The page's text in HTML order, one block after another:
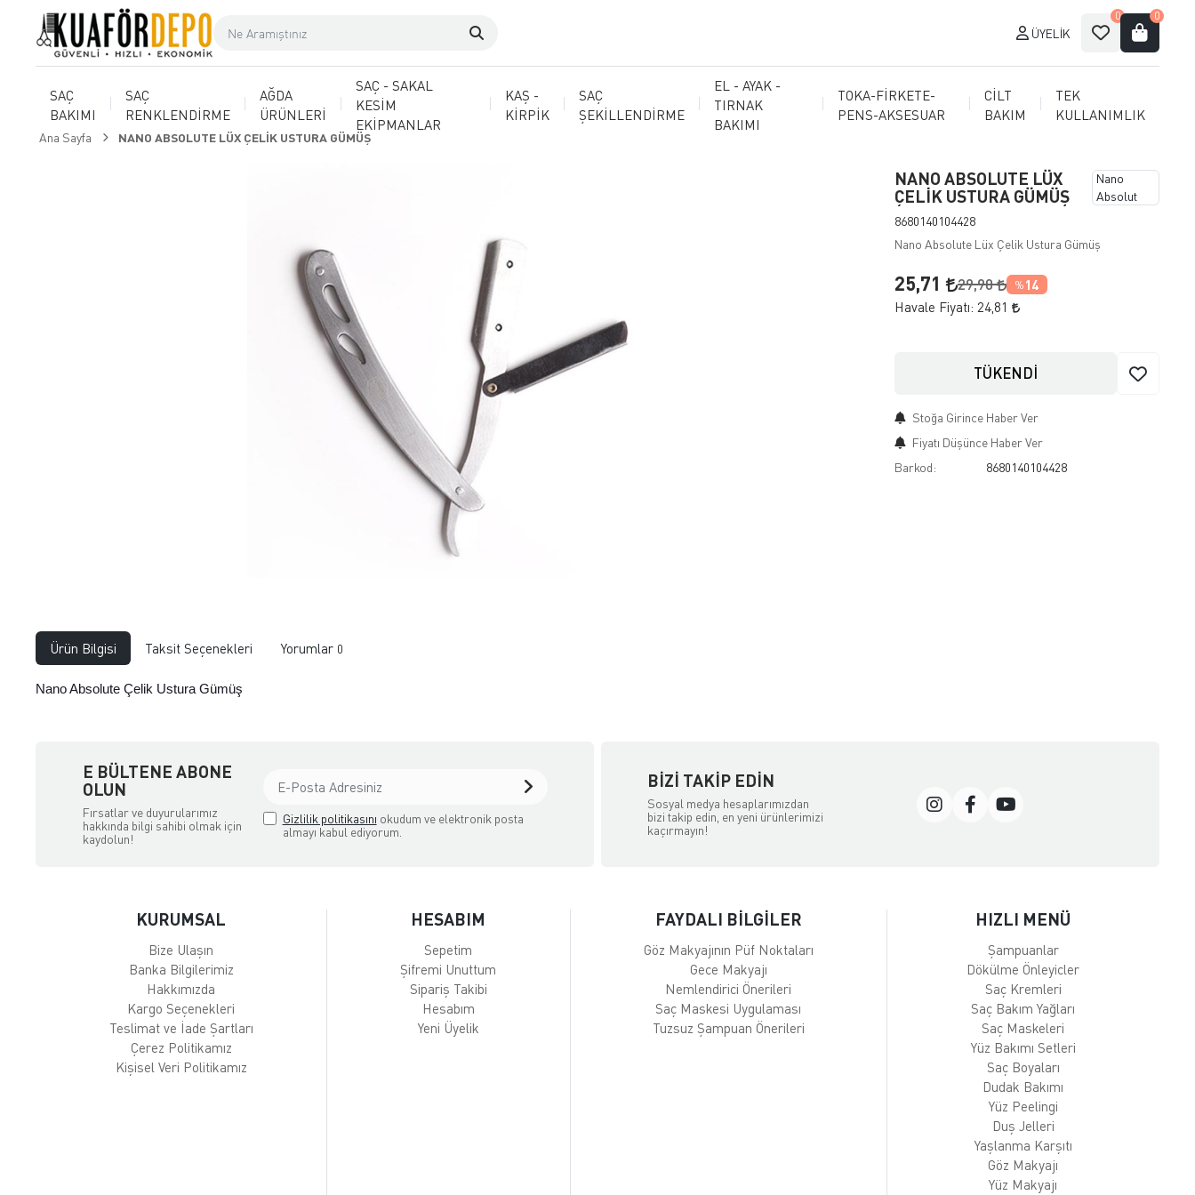
ÜYELIK
0 0
SAÇ
BAKIMI
SAÇ
RENKLENDİRME
AĞDA
ÜRÜNLERİ
SAÇ - SAKAL
KESİM
EKİPMANLAR
KAŞ -
KİRPİK
SAÇ
ŞEKİLLENDİRME
EL - AYAK -
TIRNAK
BAKIMI
TOKA-FİRKETE-
PENS-AKSESUAR
CİLT
BAKIM
TEK
KULLANIMLIK
Ana Sayfa NANO ABSOLUTE LÜX ÇELİK USTURA GÜMÜŞ
NANO ABSOLUTE LÜX
ÇELİK USTURA GÜMÜŞ
8680140104428
Nano
Absolut
Nano Absolute Lüx Çelik Ustura Gümüş
25,71 29,90 % 14
Havale Fiyatı: 24,81
TÜKENDİ
Stoğa Girince Haber Ver
Fiyatı Düşünce Haber Ver
Barkod:
8680140104428
Ürün Bilgisi Taksit Seçenekleri Yorumlar 0
Nano Absolute Çelik Ustura Gümüş
E BÜLTENE ABONE
OLUN
Fırsatlar ve duyurularımız
hakkında bilgi sahibi olmak için
kaydolun!
Gizlilik politikasını okudum ve elektronik posta
almayı kabul ediyorum.
BIZI TAKIP EDIN
Sosyal medya hesaplarımızdan
bizi takip edin, en yeni ürünlerimizi
kaçırmayın!
KURUMSAL
Bize Ulaşın
Banka Bilgilerimiz
Hakkımızda
Kargo Seçenekleri
Teslimat ve İade Şartları
Çerez Politikamız
Kişisel Veri Politikamız
HESABIM
Sepetim
Şifremi Unuttum
Sipariş Takibi
Hesabım
Yeni Üyelik
FAYDALI BİLGİLER
Göz Makyajının Püf Noktaları
Gece Makyajı
Nemlendirici Önerileri
Saç Maskesi Uygulaması
Tuzsuz Şampuan Önerileri
HIZLI MENÜ
Şampuanlar
Dökülme Önleyicler
Saç Kremleri
Saç Bakım Yağları
Saç Maskeleri
Yüz Bakımı Setleri
Saç Boyaları
Dudak Bakımı
Yüz Peelingi
Duş Jelleri
Yaşlanma Karşıtı
Göz Makyajı
Yüz Makyajı